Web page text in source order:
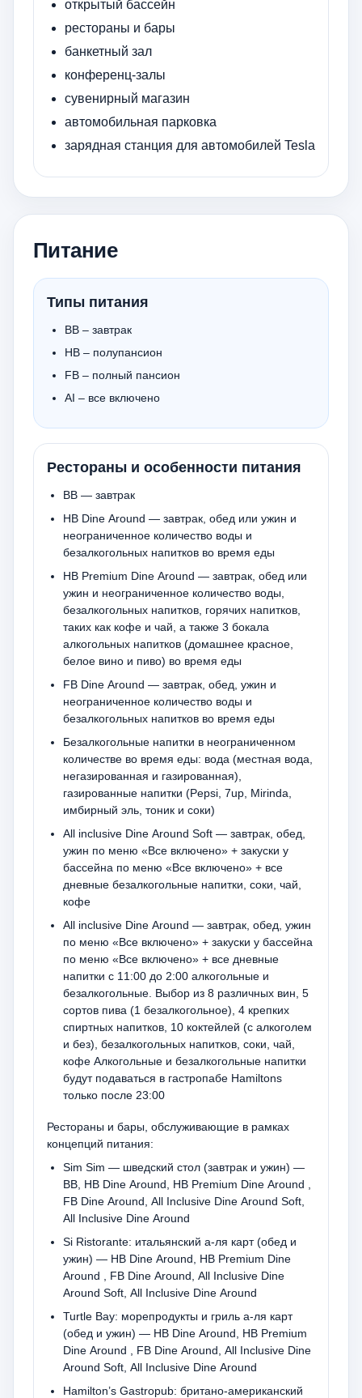
открытый бассейн
рестораны и бары
банкетный зал
конференц-залы
сувенирный магазин
автомобильная парковка
зарядная станция для автомобилей Tesla
Питание
Типы питания
BB – завтрак
HB – полупансион
FB – полный пансион
AI – все включено
Рестораны и особенности питания
ВВ — завтрак
HB Dine Around — завтрак, обед или ужин и
неограниченное количество воды и
безалкогольных напитков во время еды
HB Premium Dine Around — завтрак, обед или
ужин и неограниченное количество воды,
безалкогольных напитков, горячих напитков,
таких как кофе и чай, а также 3 бокала
алкогольных напитков (домашнее красное,
белое вино и пиво) во время еды
FB Dine Around — завтрак, обед, ужин и
неограниченное количество воды и
безалкогольных напитков во время еды
Безалкогольные напитки в неограниченном
количестве во время еды: вода (местная вода,
негазированная и газированная),
газированные напитки (Pepsi, 7up, Mirinda,
имбирный эль, тоник и соки)
All inclusive Dine Around Soft — завтрак, обед,
ужин по меню «Все включено» + закуски у
бассейна по меню «Все включено» + все
дневные безалкогольные напитки, соки, чай,
кофе
All inclusive Dine Around — завтрак, обед, ужин
по меню «Все включено» + закуски у бассейна
по меню «Все включено» + все дневные
напитки с 11:00 до 2:00 алкогольные и
безалкогольные. Выбор из 8 различных вин, 5
сортов пива (1 безалкогольное), 4 крепких
спиртных напитков, 10 коктейлей (с алкоголем
и без), безалкогольных напитков, соки, чай,
кофе Алкогольные и безалкогольные напитки
будут подаваться в гастропабе Hamiltons
только после 23:00
Рестораны и бары, обслуживающие в рамках
концепций питания:
Sim Sim — шведский стол (завтрак и ужин) —
BB, HB Dine Around, HB Premium Dine Around ,
FB Dine Around, All Inclusive Dine Around Soft,
All Inclusive Dine Around
Si Ristorante: итальянский а-ля карт (обед и
ужин) — HB Dine Around, HB Premium Dine
Around , FB Dine Around, All Inclusive Dine
Around Soft, All Inclusive Dine Around
Turtle Bay: морепродукты и гриль а-ля карт
(обед и ужин) — HB Dine Around, HB Premium
Dine Around , FB Dine Around, All Inclusive Dine
Around Soft, All Inclusive Dine Around
Hamilton’s Gastropub: британо-американский